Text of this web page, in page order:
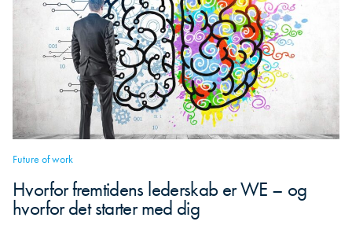
Future of work
Hvorfor fremtidens lederskab er WE – og
hvorfor det starter med dig